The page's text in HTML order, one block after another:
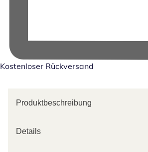
Kostenloser Rückversand
Produktbeschreibung
Details